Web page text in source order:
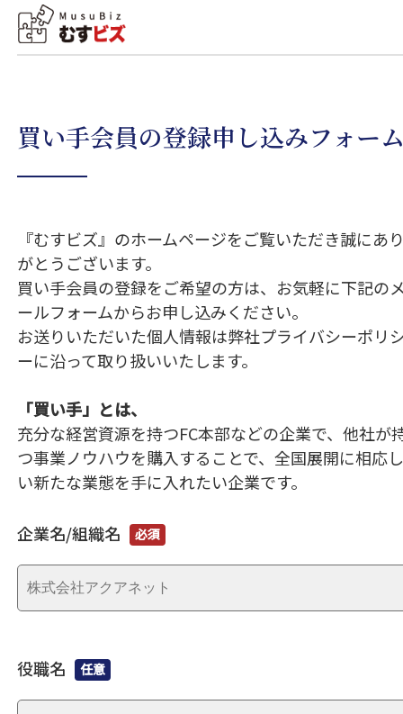
買い手会員の登録申し込みフォー
『むすビズ』のホームページをご覧いただき誠にあ
がとうございます。
買い手会員の登録をご希望の方は、お気軽に下記の
ールフォームからお申し込みください。
お送りいただいた個人情報は弊社プライバシーポリ
ーに沿って取り扱いいたします。
「買い手」とは、
充分な経営資源を持つFC本部などの企業で、他社が
つ事業ノウハウを購入することで、全国展開に相応
い新たな業態を手に入れたい企業です。
企業名/組織名 必須
役職名 任意